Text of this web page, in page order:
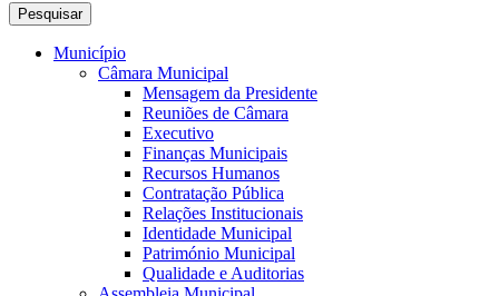
Pesquisar
Município
Câmara Municipal
Mensagem da Presidente
Reuniões de Câmara
Executivo
Finanças Municipais
Recursos Humanos
Contratação Pública
Relações Institucionais
Identidade Municipal
Património Municipal
Qualidade e Auditorias